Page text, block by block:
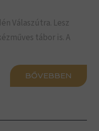
Válaszútra. Lesz
tábor is. A
BŐVEBBEN